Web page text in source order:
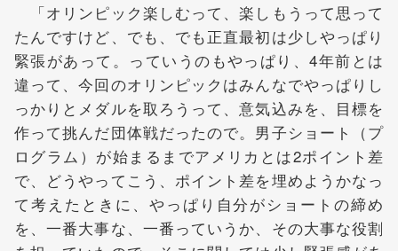
「オリンピック楽しむって、楽しもうって思って
たんですけど、でも、でも正直最初は少しやっぱり
緊張があって。っていうのもやっぱり、4年前とは
違って、今回のオリンピックはみんなでやっぱりし
っかりとメダルを取ろうって、意気込みを、目標を
作って挑んだ団体戦だったので。男子ショート（プ
ログラム）が始まるまでアメリカとは2ポイント差
で、どうやってこう、ポイント差を埋めようかなっ
て考えたときに、やっぱり自分がショートの締め
を、一番大事な、一番っていうか、その大事な役割